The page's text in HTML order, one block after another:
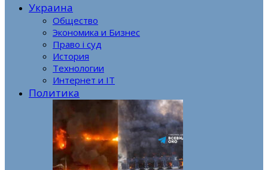
Украина
Общество
Экономика и Бизнес
Право і суд
История
Технологии
Интернет и IT
Политика